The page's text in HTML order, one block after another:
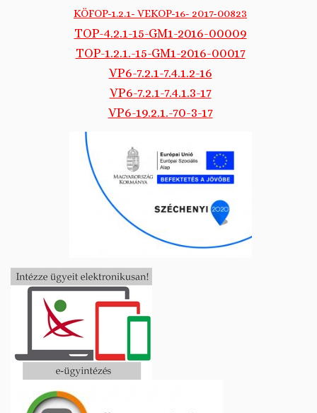
KÖFOP-1.2.1- VEKOP-16- 2017-00823
TOP-4.2.1-15-GM1-2016-00009
TOP-1.2.1.-15-GM1-2016-00017
VP6-7.2.1-7.4.1.2-16
VP6-7.2.1-7.4.1.3-17
VP6-19.2.1.-70-3-17